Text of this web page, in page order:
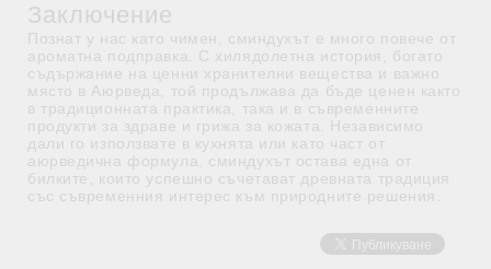
Заключение
Познат у нас като чимен, сминдухът е много повече от
ароматна подправка. С хилядолетна история, богато
съдържание на ценни хранителни вещества и важно
място в Аюрведа, той продължава да бъде ценен както
в традиционната практика, така и в съвременните
продукти за здраве и грижа за кожата. Независимо
дали го използвате в кухнята или като част от
аюрведична формула, сминдухът остава една от
билките, които успешно съчетават древната традиция
със съвременния интерес към природните решения.